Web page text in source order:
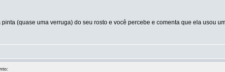
(quase uma verruga) do seu rosto e você percebe e comenta que ela usou